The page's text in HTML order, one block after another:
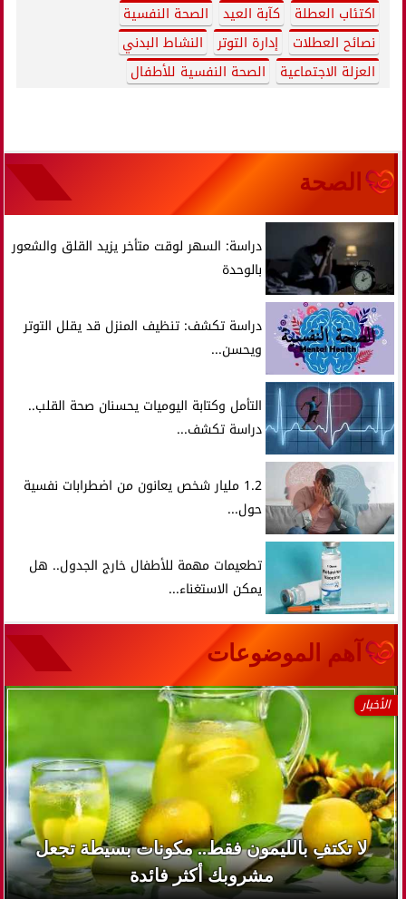
اكتئاب العطلة كآبة العيد
الصحة النفسية
نصائح العطلات
إدارة التوتر
النشاط البدني
العزلة الاجتماعية
الصحة النفسية للأطفال
الصحة
دراسة: السهر لوقت متأخر يزيد القلق والشعور
بالوحدة
دراسة تكشف: تنظيف المنزل قد يقلل التوتر
ويحسن...
التأمل وكتابة اليوميات يحسنان صحة القلب..
دراسة تكشف...
1.2 مليار شخص يعانون من اضطرابات نفسية
حول...
تطعيمات مهمة للأطفال خارج الجدول.. هل
يمكن الاستغناء...
آهم الموضوعات
الأخبار
لا تكتفِ بالليمون فقط.. مكونات بسيطة تجعل
مشروبك أكثر فائدة